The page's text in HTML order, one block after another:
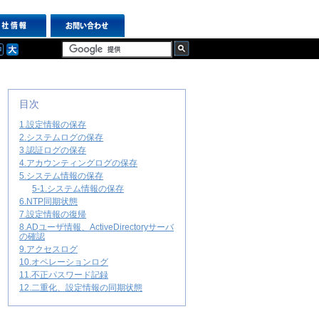
目次
1.設定情報の保存
2.システムログの保存
3.認証ログの保存
4.アカウンティングログの保存
5.システム情報の保存
5-1.システム情報の保存
6.NTP同期状態
7.設定情報の復帰
8.ADユーザ情報、ActiveDirectoryサーバ
の確認
9.アクセスログ
10.オペレーションログ
11.不正パスワード記録
12.二重化、設定情報の同期状態